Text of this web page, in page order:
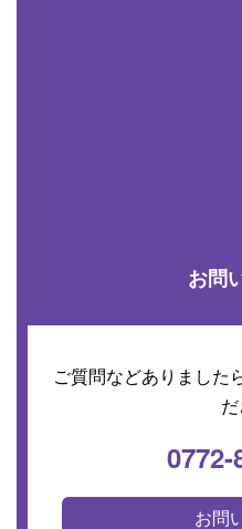
お問
ご質問などありました
0772-
お問